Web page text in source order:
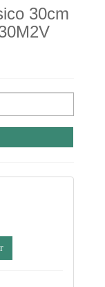
30cm